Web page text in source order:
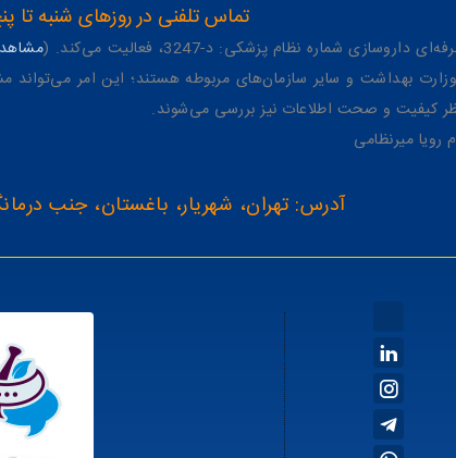
تماس تلفنی در روزهای شنبه تا پنج شنبه از 8 صبح تا 4 عصر به
شماره نظام پزشکی: د-3247، فعالیت می‌کند. (
بهداشت و سایر سازمان‌های مربوطه هستند؛ این امر می‌تواند
کیفیت و صحت اطلاعات نیز بررسی می‌شوند.
آدرس: تهران، شهریار، باغستان، جنب